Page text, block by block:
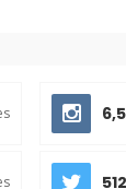
512